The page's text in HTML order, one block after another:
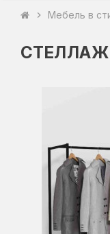
chevron_right Мебель в
СТЕЛЛАЖ